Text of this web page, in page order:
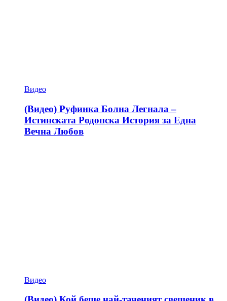
Видео
(Видео) Руфинка Болна Легнала –
Истинската Родопска История за Една
Вечна Любов
Видео